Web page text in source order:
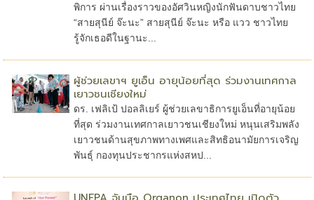
พิการ ผ่านเรื่องราวของอัศวินหญิงนักฟันดาบชาวไทย
“สายสุนีย์ จ๊ะนะ” สายสุนีย์ จ๊ะนะ หรือ แวว ชาวไทย
รู้จักเธอดีในฐานะ...
ผู้ช่วยเลขาฯ ยูเอ็น อายุน้อยที่สุด ร่วมงานเทศกาล
เยาวชนเชียงใหม่
ดร. เฟลิเป้ ปอลลิเยร์ ผู้ช่วยเลขาธิการยูเอ็นที่อายุน้อย
ที่สุด ร่วมงานเทศกาลเยาวชนเชียงใหม่ หนุนเสริมพลัง
เยาวชนด้านสุขภาพทางเพศและสิทธิอนามัยการเจริญ
พันธุ์ กองทุนประชากรแห่งสหป...